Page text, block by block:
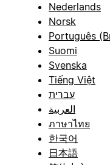
Nederlands
Norsk
Português
Suomi
Svenska
Tiếng Việt
עברית
العربية
ภาษาไทย
한국어
日本語